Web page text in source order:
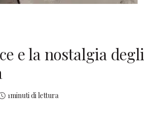
e la nostalgia degli
1minuti di lettura